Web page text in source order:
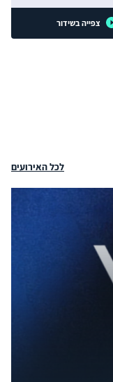
צפייה בשידור
לכל האירועים